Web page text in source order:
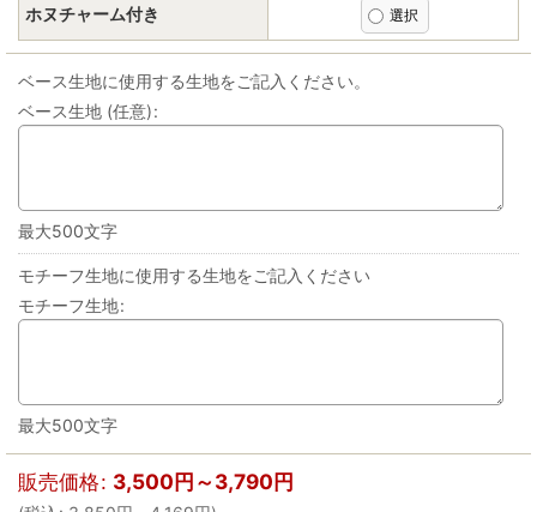
ホヌチャーム付き
ベース生地に使用する生地をご記入ください。
ベース生地 (任意):
最大500文字
モチーフ生地に使用する生地をご記入ください
モチーフ生地:
最大500文字
販売価格: 3,500円～3,790円